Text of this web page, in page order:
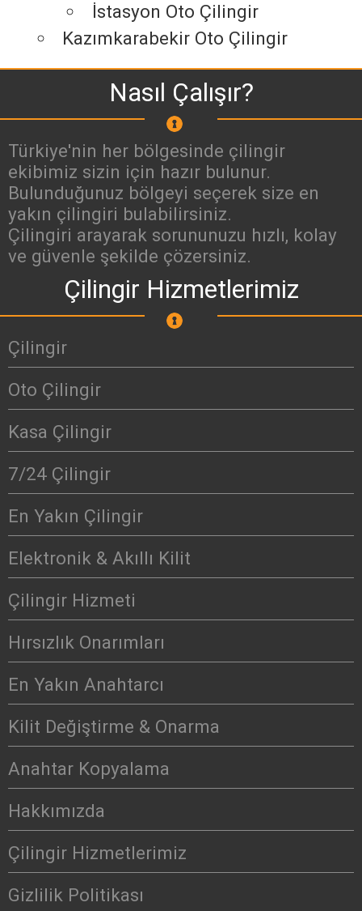
İstasyon Oto Çilingir
Kazımkarabekir Oto Çilingir
Nasıl Çalışır?
Türkiye'nin her bölgesinde çilingir
ekibimiz sizin için hazır bulunur.
Bulunduğunuz bölgeyi seçerek size en
yakın çilingiri bulabilirsiniz.
Çilingiri arayarak sorununuzu hızlı, kolay
ve güvenle şekilde çözersiniz.
Çilingir Hizmetlerimiz
Çilingir
Oto Çilingir
Kasa Çilingir
7/24 Çilingir
En Yakın Çilingir
Elektronik & Akıllı Kilit
Çilingir Hizmeti
Hırsızlık Onarımları
En Yakın Anahtarcı
Kilit Değiştirme & Onarma
Anahtar Kopyalama
Hakkımızda
Çilingir Hizmetlerimiz
Gizlilik Politikası